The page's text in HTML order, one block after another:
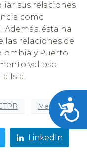
sus relaciones
como
ésta ha
relaciones de
y Puerto
valioso
Isla.
Metro
LinkedIn